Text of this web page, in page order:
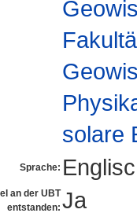
solare
Sprache:
an der UBT
entstanden: Ja